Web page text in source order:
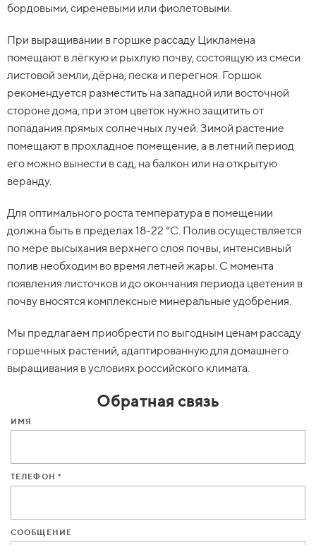
бордовыми, сиреневыми или фиолетовыми.
При выращивании в горшке рассаду Цикламена
помещают в лёгкую и рыхлую почву, состоящую из смеси
листовой земли, дёрна, песка и перегноя. Горшок
рекомендуется разместить на западной или восточной
стороне дома, при этом цветок нужно защитить от
попадания прямых солнечных лучей. Зимой растение
помещают в прохладное помещение, а в летний период
его можно вынести в сад, на балкон или на открытую
веранду.
Для оптимального роста температура в помещении
должна быть в пределах 18-22 °C. Полив осуществляется
по мере высыхания верхнего слоя почвы, интенсивный
полив необходим во время летней жары. С момента
появления листочков и до окончания периода цветения в
почву вносятся комплексные минеральные удобрения.
Мы предлагаем приобрести по выгодным ценам рассаду
горшечных растений, адаптированную для домашнего
выращивания в условиях российского климата.
Обратная связь
ИМЯ
ТЕЛЕФОН *
СООБЩЕНИЕ